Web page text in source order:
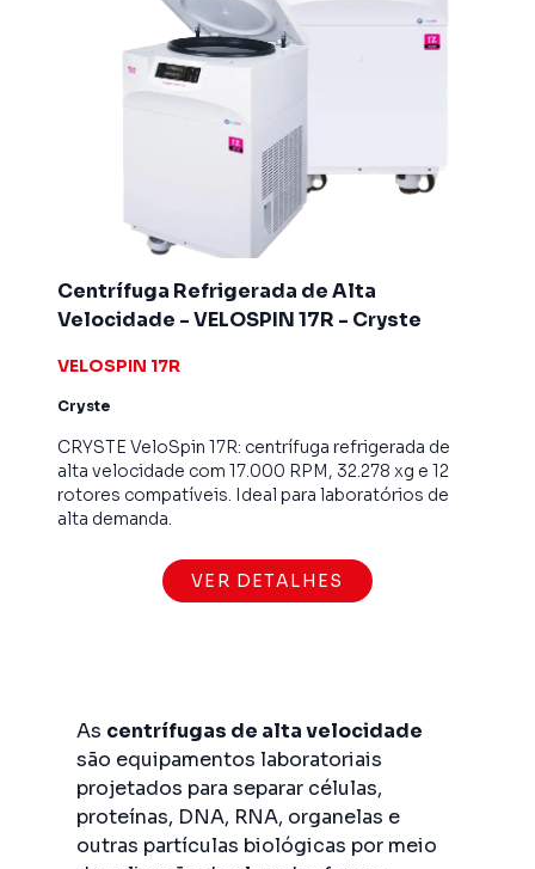
Centrífuga Refrigerada de Alta
Velocidade - VELOSPIN 17R - Cryste
VELOSPIN 17R
Cryste
CRYSTE VeloSpin 17R: centrífuga refrigerada de
alta velocidade com 17.000 RPM, 32.278 xg e 12
rotores compatíveis. Ideal para laboratórios de
alta demanda.
VER DETALHES
As centrífugas de alta velocidade
são equipamentos laboratoriais
projetados para separar células,
proteínas, DNA, RNA, organelas e
outras partículas biológicas por meio